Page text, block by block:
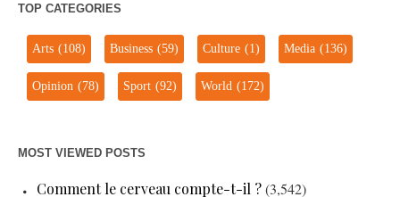
TOP CATEGORIES
Arts(108) Business(59) Culture(1) Media(136)
Opinion(78) Sport(92) World(172)
MOST VIEWED POSTS
Comment le cerveau compte-t-il ?(3,542)